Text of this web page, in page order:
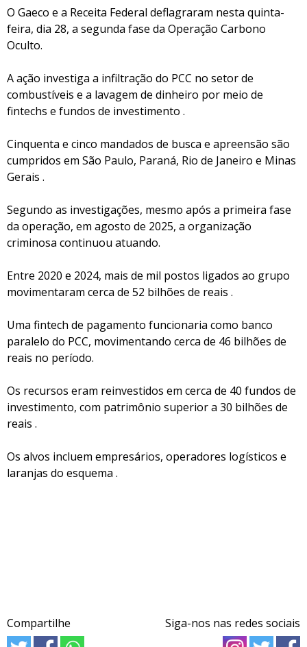
O Gaeco e a Receita Federal deflagraram nesta quinta-
feira, dia 28, a segunda fase da Operação Carbono
Oculto.
A ação investiga a infiltração do PCC no setor de
combustíveis e a lavagem de dinheiro por meio de
fintechs e fundos de investimento .
Cinquenta e cinco mandados de busca e apreensão são
cumpridos em São Paulo, Paraná, Rio de Janeiro e Minas
Gerais .
Segundo as investigações, mesmo após a primeira fase
da operação, em agosto de 2025, a organização
criminosa continuou atuando.
Entre 2020 e 2024, mais de mil postos ligados ao grupo
movimentaram cerca de 52 bilhões de reais .
Uma fintech de pagamento funcionaria como banco
paralelo do PCC, movimentando cerca de 46 bilhões de
reais no período.
Os recursos eram reinvestidos em cerca de 40 fundos de
investimento, com patrimônio superior a 30 bilhões de
reais .
Os alvos incluem empresários, operadores logísticos e
laranjas do esquema .
Compartilhe Siga-nos nas redes sociais